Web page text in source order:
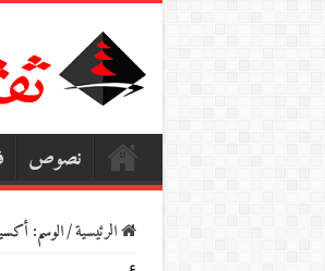
نصوص
الرئيسية/الوسم: